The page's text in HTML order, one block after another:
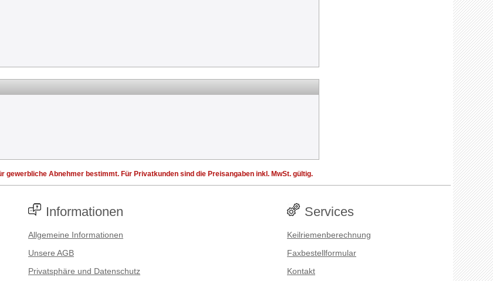
gewerbliche Abnehmer bestimmt. Für Privatkunden sind die Preisangaben inkl. MwSt. gültig.
Informationen
Allgemeine Informationen
Unsere AGB
Privatsphäre und Datenschutz
Services
Keilriemenberechnung
Faxbestellformular
Kontakt